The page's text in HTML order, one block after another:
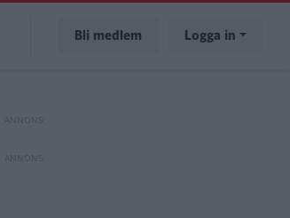
Bli medlem Logga in